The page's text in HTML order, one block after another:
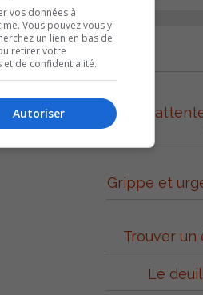
Fortier,Marc
En
Grippe et
Trouver
Le
vos données à
Vous pouvez vous y
un lien en bas de
retirer votre
et de confidentialité.
Autoriser